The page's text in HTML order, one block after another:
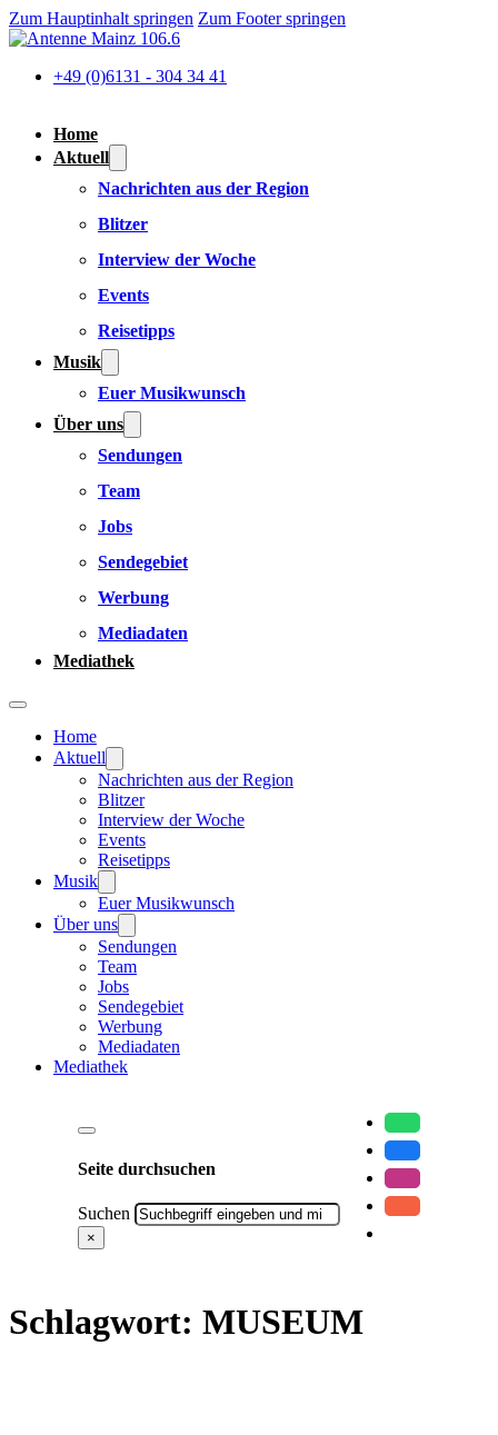
Zum Hauptinhalt springen Zum Footer springen
+49 (0)6131 - 304 34 41
Home
Aktuell
Nachrichten aus der Region
Blitzer
Interview der Woche
Events
Reisetipps
Musik
Euer Musikwunsch
Über uns
Sendungen
Team
Jobs
Sendegebiet
Werbung
Mediadaten
Mediathek
Home
Aktuell
Nachrichten aus der Region
Blitzer
Interview der Woche
Events
Reisetipps
Musik
Euer Musikwunsch
Über uns
Sendungen
Team
Jobs
Sendegebiet
Werbung
Mediadaten
Mediathek
Seite durchsuchen
Suchen
×
Schlagwort: MUSEUM